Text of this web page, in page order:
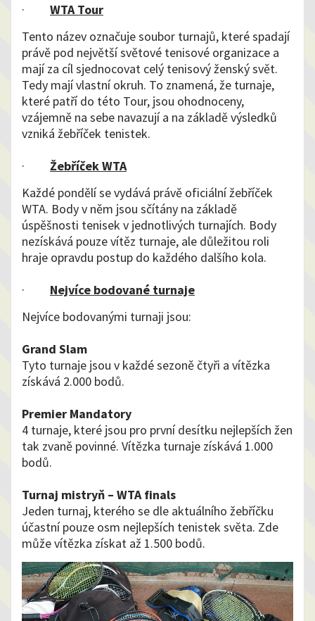
· WTA Tour
Tento název označuje soubor turnajů, které spadají
právě pod největší světové tenisové organizace a
mají za cíl sjednocovat celý tenisový ženský svět.
Tedy mají vlastní okruh. To znamená, že turnaje,
které patří do této Tour, jsou ohodnoceny,
vzájemně na sebe navazují a na základě výsledků
vzniká žebříček tenistek.
· Žebříček WTA
Každé pondělí se vydává právě oficiální žebříček
WTA. Body v něm jsou sčítány na základě
úspěšnosti tenisek v jednotlivých turnajích. Body
nezískává pouze vítěz turnaje, ale důležitou roli
hraje opravdu postup do každého dalšího kola.
· Nejvíce bodované turnaje
Nejvíce bodovanými turnaji jsou:
Grand Slam
Tyto turnaje jsou v každé sezoně čtyři a vítězka
získává 2.000 bodů.
Premier Mandatory
4 turnaje, které jsou pro první desítku nejlepších žen
tak zvaně povinné. Vítězka turnaje získává 1.000
bodů.
Turnaj mistryň – WTA finals
Jeden turnaj, kterého se dle aktuálního žebříčku
účastní pouze osm nejlepších tenistek světa. Zde
může vítězka získat až 1.500 bodů.